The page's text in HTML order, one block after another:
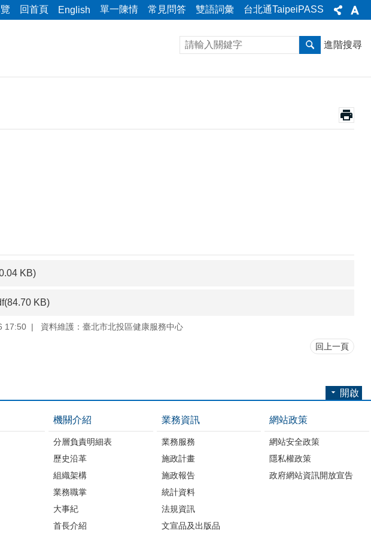
回首頁 English 單一陳情 常見問答 雙語詞彙 台北通TaipeiPASS
進階搜尋
KB)
KB)
17:50 資料維護：臺北市北投區健康服務中心
回上一頁
開啟
機關介紹
分層負責明細表
歷史沿革
組織架構
業務職掌
大事紀
首長介紹
業務資訊
業務服務
施政計畫
施政報告
統計資料
法規資訊
文宣品及出版品
網站政策
網站安全政策
隱私權政策
政府網站資訊開放宣告